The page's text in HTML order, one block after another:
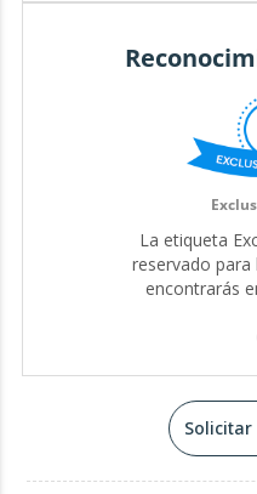
significado, estoy aquí
de tu sendero. Conmigo,
sino que también
explorar tu verdad interior.
Mi propia exploración del
con la sabiduría
con lo sagrado.
A través de mis dones
de vida, tus relaciones y
futuro lleno de luz y
tiene por qué ser solitario:
en esta sagrada travesía.
La etiqueta
reservado
encontrarás